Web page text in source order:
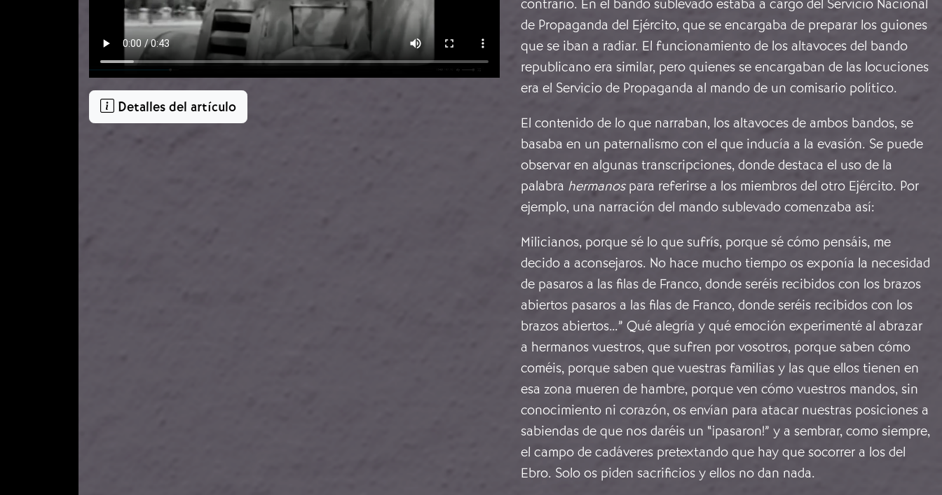
Detalles del artículo
contrario. En el bando sublevado estaba a cargo del Servicio Nacional
de Propaganda del Ejército, que se encargaba de preparar los guiones
que se iban a radiar. El funcionamiento de los altavoces del bando
republicano era similar, pero quienes se encargaban de las locuciones
era el Servicio de Propaganda al mando de un comisario político.
El contenido de lo que narraban, los altavoces de ambos bandos, se
basaba en un paternalismo con el que inducía a la evasión. Se puede
observar en algunas transcripciones, donde destaca el uso de la
palabra hermanospara referirse a los miembros del otro Ejército. Por
ejemplo, una narración del mando sublevado comenzaba así:
Milicianos, porque sé lo que sufrís, porque sé cómo pensáis, me
decido a aconsejaros. No hace mucho tiempo os exponía la necesidad
de pasaros a las filas de Franco, donde seréis recibidos con los brazos
abiertos pasaros a las filas de Franco, donde seréis recibidos con los
brazos abiertos…” Qué alegría y qué emoción experimenté al abrazar
a hermanos vuestros, que sufren por vosotros, porque saben cómo
coméis, porque saben que vuestras familias y las que ellos tienen en
esa zona mueren de hambre, porque ven cómo vuestros mandos, sin
conocimiento ni corazón, os envían para atacar nuestras posiciones a
sabiendas de que nos daréis un “¡pasaron!” y a sembrar, como siempre,
el campo de cadáveres pretextando que hay que socorrer a los del
Ebro. Solo os piden sacrificios y ellos no dan nada.